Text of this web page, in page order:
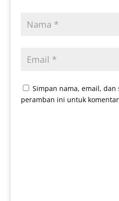
Simpan nama, email, dan
peramban ini untuk